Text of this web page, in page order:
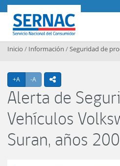
Contenido principal
SERNAC
Inicio / Información /Seguridad de
+A Agrandar texto
-A Achicar textoicono
Alerta de
Vehículos
Suran, años